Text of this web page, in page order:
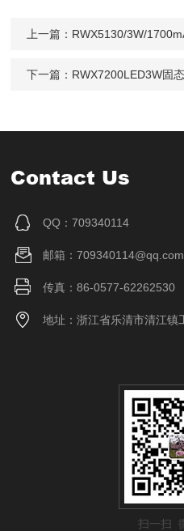
上一篇： RWX5130/3W/1700mAh/帽戴式微
下一篇： RWX7200LED3W固
Contact Us
QQ：709340114
邮箱：709340114@qq.com
传真：86-0577-62262530
地址：浙江省乐清市清江镇
扫一扫